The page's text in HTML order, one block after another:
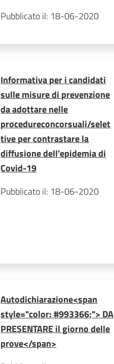
Pubblicato il: 18-06-2020
Informativa per i candidati
sulle misure di prevenzione
da adottare nelle
procedureconcorsuali/selet
tive per contrastare la
diffusione dell'epidemia di
Covid-19
Pubblicato il: 18-06-2020
Autodichiarazione<span
style="color: #993366;"> DA
PRESENTARE il giorno delle
prove</span>